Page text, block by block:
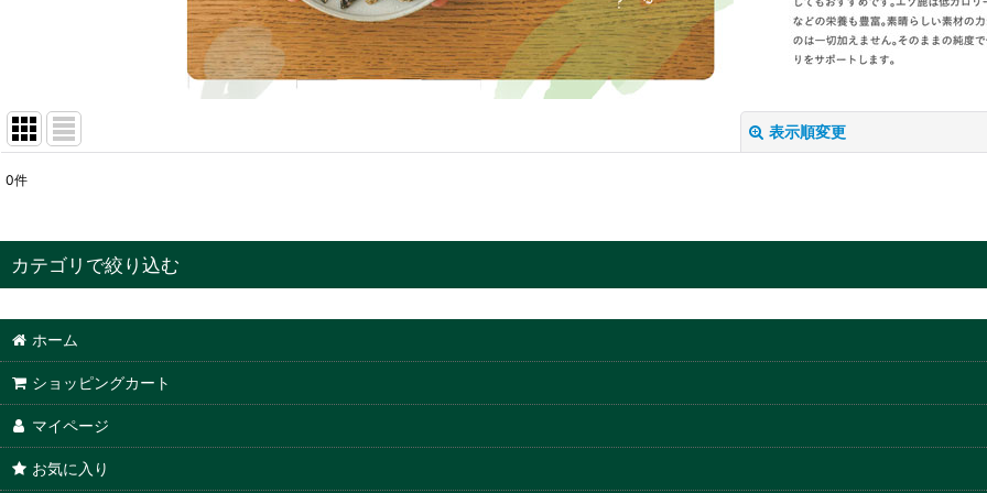
表示順変更
表示数 :
並び順:
0件
カテゴリで絞り込む
ねこ専用おやつ〜ねころび〜 (全商品)
ねこがよろこぶおやつ
ホーム
ショッピングカート
マイページ
お気に入り